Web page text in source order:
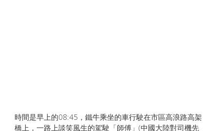
時間是早上的08:45，鐵牛乘坐的車行駛在市區高浪路高架
橋上，一路上談笑風生的駕駛「師傅」(中國大陸對司機先